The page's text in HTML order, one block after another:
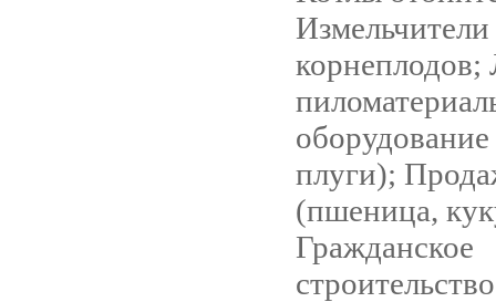
Измельчители
корнеплодов;
плуги);
(пшеница,
Гражданское
строительство